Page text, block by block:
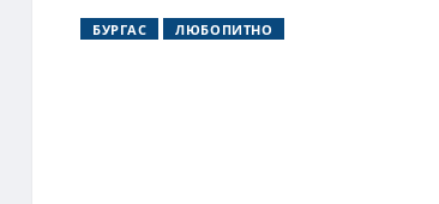
БУРГАС ЛЮБОПИТНО